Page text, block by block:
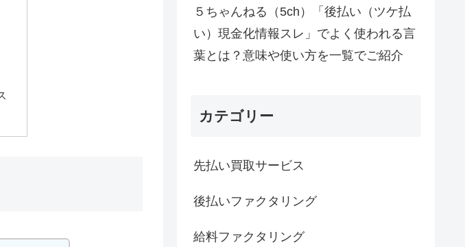
５ちゃんねる（5ch）「後払い（ツケ払
い）現金化情報スレ」でよく使われる言
葉とは？意味や使い方を一覧でご紹介
カテゴリー
先払い買取サービス
後払いファクタリング
給料ファクタリング